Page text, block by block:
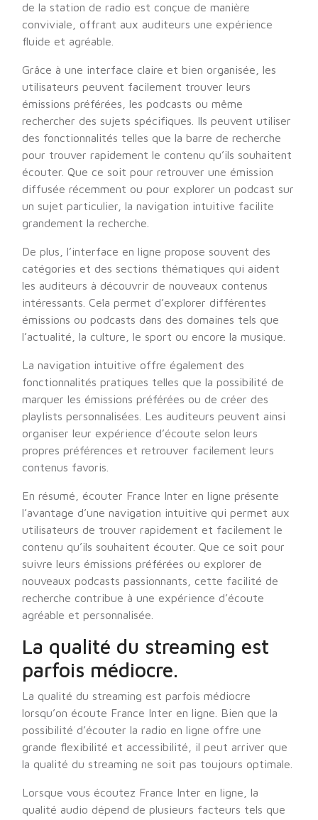
de la station de radio est conçue de manière
conviviale, offrant aux auditeurs une expérience
fluide et agréable.
Grâce à une interface claire et bien organisée, les
utilisateurs peuvent facilement trouver leurs
émissions préférées, les podcasts ou même
rechercher des sujets spécifiques. Ils peuvent utiliser
des fonctionnalités telles que la barre de recherche
pour trouver rapidement le contenu qu’ils souhaitent
écouter. Que ce soit pour retrouver une émission
diffusée récemment ou pour explorer un podcast sur
un sujet particulier, la navigation intuitive facilite
grandement la recherche.
De plus, l’interface en ligne propose souvent des
catégories et des sections thématiques qui aident
les auditeurs à découvrir de nouveaux contenus
intéressants. Cela permet d’explorer différentes
émissions ou podcasts dans des domaines tels que
l’actualité, la culture, le sport ou encore la musique.
La navigation intuitive offre également des
fonctionnalités pratiques telles que la possibilité de
marquer les émissions préférées ou de créer des
playlists personnalisées. Les auditeurs peuvent ainsi
organiser leur expérience d’écoute selon leurs
propres préférences et retrouver facilement leurs
contenus favoris.
En résumé, écouter France Inter en ligne présente
l’avantage d’une navigation intuitive qui permet aux
utilisateurs de trouver rapidement et facilement le
contenu qu’ils souhaitent écouter. Que ce soit pour
suivre leurs émissions préférées ou explorer de
nouveaux podcasts passionnants, cette facilité de
recherche contribue à une expérience d’écoute
agréable et personnalisée.
La qualité du streaming est
parfois médiocre.
La qualité du streaming est parfois médiocre
lorsqu’on écoute France Inter en ligne. Bien que la
possibilité d’écouter la radio en ligne offre une
grande flexibilité et accessibilité, il peut arriver que
la qualité du streaming ne soit pas toujours optimale.
Lorsque vous écoutez France Inter en ligne, la
qualité audio dépend de plusieurs facteurs tels que